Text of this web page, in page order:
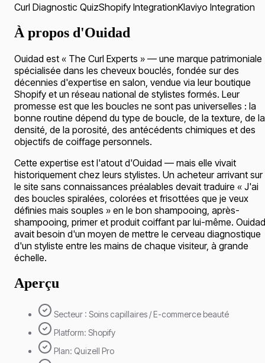
Curl Diagnostic QuizShopify IntegrationKlaviyo Integration
À propos d'Ouidad
Ouidad est « The Curl Experts » — une marque patrimoniale
spécialisée dans les cheveux bouclés, fondée sur des
décennies d'expertise en salon, vendue via leur boutique
Shopify et un réseau national de stylistes formés. Leur
promesse est que les boucles ne sont pas universelles : la
bonne routine dépend du type de boucle, de la texture, de la
densité, de la porosité, des antécédents chimiques et des
objectifs de coiffage personnels.
Cette expertise est l'atout d'Ouidad — mais elle vivait
historiquement chez leurs stylistes. Un acheteur arrivant sur
le site sans connaissances préalables devait traduire « J'ai
des boucles spiralées, colorées et frisottées que je veux
définies mais souples » en le bon shampooing, après-
shampooing, primer et produit coiffant par lui-même. Ouidad
avait besoin d'un moyen de mettre le cerveau diagnostique
d'un styliste entre les mains de chaque visiteur, à grande
échelle.
Aperçu
Secteur : Soins capillaires / E-commerce beauté
Platform: Shopify
Plan: Quizell Pro